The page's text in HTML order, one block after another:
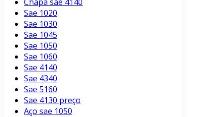
Sae 1020
Sae 1030
Sae 1045
Sae 1050
Sae 1060
Sae 4140
Sae 4340
Sae 5160
Sae 4130 preço
Aço sae 1050